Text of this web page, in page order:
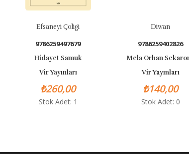
Efsaneyi Çoligi
9786259497679
Hidayet Samuk
Vir Yayınları
₺260,00
Stok Adet: 1
Diwan
9786259402826
Mela Orhan Sekaronıj
Vir Yayınları
₺140,00
Stok Adet: 0